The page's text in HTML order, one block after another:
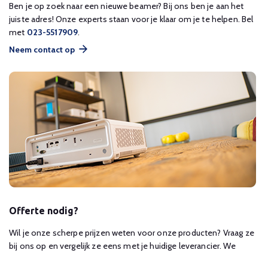
Ben je op zoek naar een nieuwe beamer? Bij ons ben je aan het
juiste adres! Onze experts staan voor je klaar om je te helpen. Bel
met 023-5517909.
Neem contact op
Offerte nodig?
Wil je onze scherpe prijzen weten voor onze producten? Vraag ze
bij ons op en vergelijk ze eens met je huidige leverancier. We